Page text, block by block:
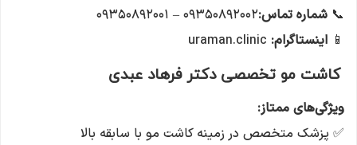
📞 شماره تماس:۰۹۳۵۰۸۹۲۰۰۲ – ۰۹۳۵۰۸۹۲۰۰۱
📱 اینستاگرام: uraman.clinic
کاشت مو تخصصی دکتر فرهاد عبدی
ویژگی‌های ممتاز:
✅ پزشک متخصص در زمینه کاشت مو با سابقه بالا